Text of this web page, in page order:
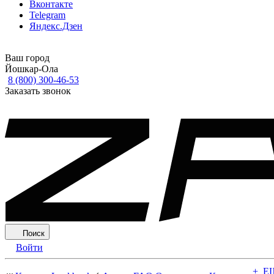
Вконтакте
Telegram
Яндекс.Дзен
Ваш город
Йошкар-Ола
8 (800) 300-46-53
Заказать звонок
Поиск
Войти
+